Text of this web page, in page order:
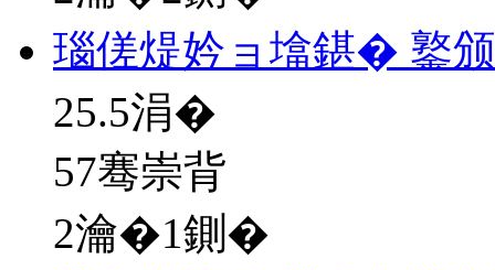
瑙傞煶妗ョ墖鍖� 鐜
25.5涓�
57骞崇背
2瀹�1鍘�